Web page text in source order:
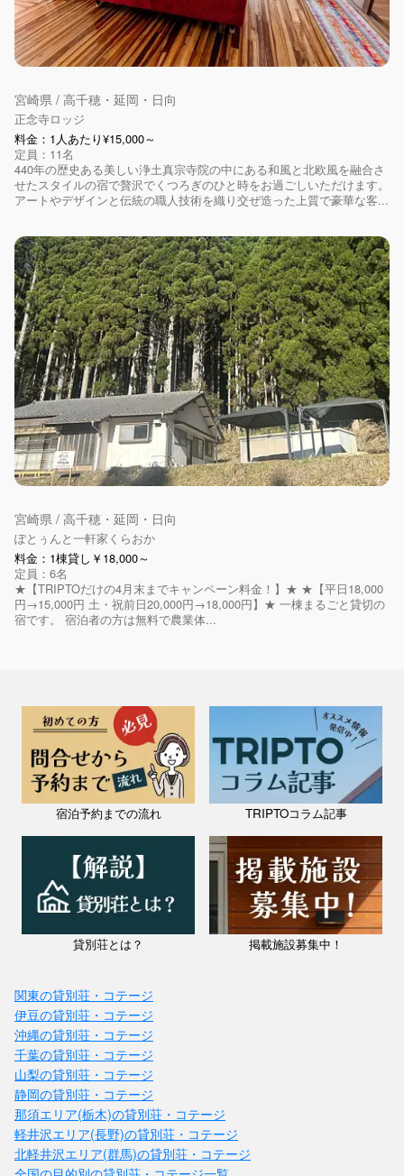
宮崎県 / 高千穂・延岡・日向
正念寺ロッジ
料金：1人あたり¥15,000～
定員：11名
440年の歴史ある美しい浄土真宗寺院の中にある和風と北欧風を融合さ
せたスタイルの宿で贅沢でくつろぎのひと時をお過ごしいただけます。
アートやデザインと伝統の職人技術を織り交ぜ造った上質で豪華な客...
宮崎県 / 高千穂・延岡・日向
ぽとぅんと一軒家くらおか
料金：1棟貸し￥18,000～
定員：6名
★【TRIPTOだけの4月末までキャンペーン料金！】★ ★【平日18,000
円→15,000円 土・祝前日20,000円→18,000円】★ 一棟まるごと貸切の
宿です。 宿泊者の方は無料で農業体...
宿泊予約までの流れ TRIPTOコラム記事
貸別荘とは？ 掲載施設募集中！
関東の貸別荘・コテージ
伊豆の貸別荘・コテージ
沖縄の貸別荘・コテージ
千葉の貸別荘・コテージ
山梨の貸別荘・コテージ
静岡の貸別荘・コテージ
那須エリア(栃木)の貸別荘・コテージ
軽井沢エリア(長野)の貸別荘・コテージ
北軽井沢エリア(群馬)の貸別荘・コテージ